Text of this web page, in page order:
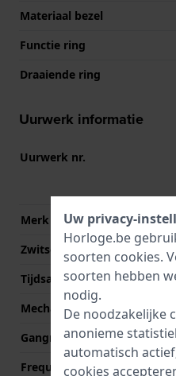
Materiaal bezel
Functie ring
Draaiende ring
Uurwerk informatie
Uurwerk nr.
Merk uurwerk
Zwitsers uurwerk
Tijdsaanduiding
Mechanisme
Gangreserve
Frequentie
Uw privacy-
Horloge.be
soorten cookies.
soorten hebben
nodig.
De noodzakelijke
anonieme
automatisch
cookies